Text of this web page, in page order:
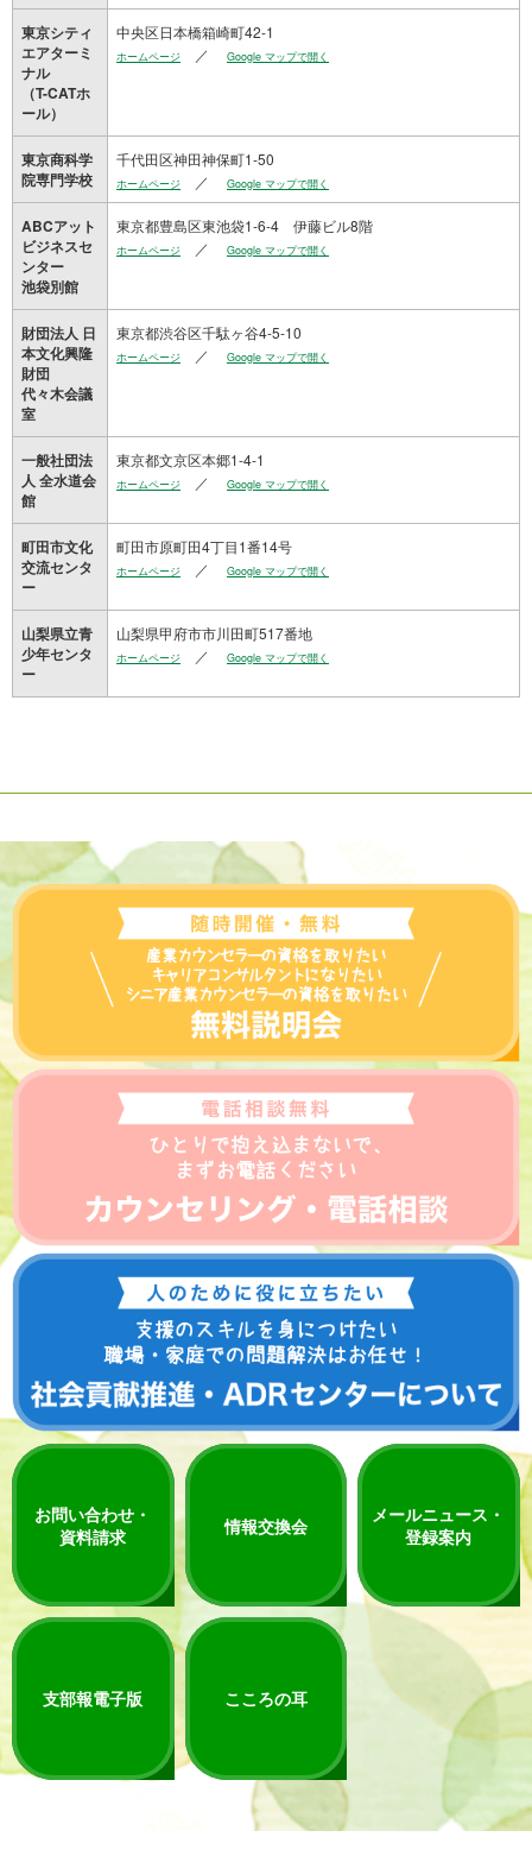
東京シティ
エアターミ
ナル
（T-CATホ
ール）
中央区日本橋箱崎町42-1
ホームページ ／ Google マップで開く
東京商科学
院専門学校
千代田区神田神保町1-50
ホームページ ／ Google マップで開く
ABCアット
ビジネスセ
ンター
池袋別館
東京都豊島区東池袋1-6-4 伊藤ビル8階
ホームページ ／ Google マップで開く
財団法人 日
本文化興隆
財団
代々木会議
室
東京都渋谷区千駄ヶ谷4-5-10
ホームページ ／ Google マップで開く
一般社団法
人 全水道会
館
東京都文京区本郷1-4-1
ホームページ ／ Google マップで開く
町田市文化
交流センタ
ー
町田市原町田4丁目1番14号
ホームページ ／ Google マップで開く
山梨県立青
少年センタ
ー
山梨県甲府市市川田町517番地
ホームページ ／ Google マップで開く
お問い合わせ・
資料請求
情報交換会
メールニュース・
登録案内
支部報電子版 こころの耳